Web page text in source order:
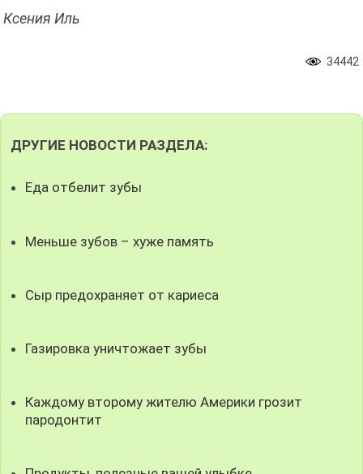
Ксения Иль
34442
ДРУГИЕ НОВОСТИ РАЗДЕЛА:
Еда отбелит зубы
Меньше зубов – хуже память
Сыр предохраняет от кариеса
Газировка уничтожает зубы
Каждому второму жителю Америки грозит
пародонтит